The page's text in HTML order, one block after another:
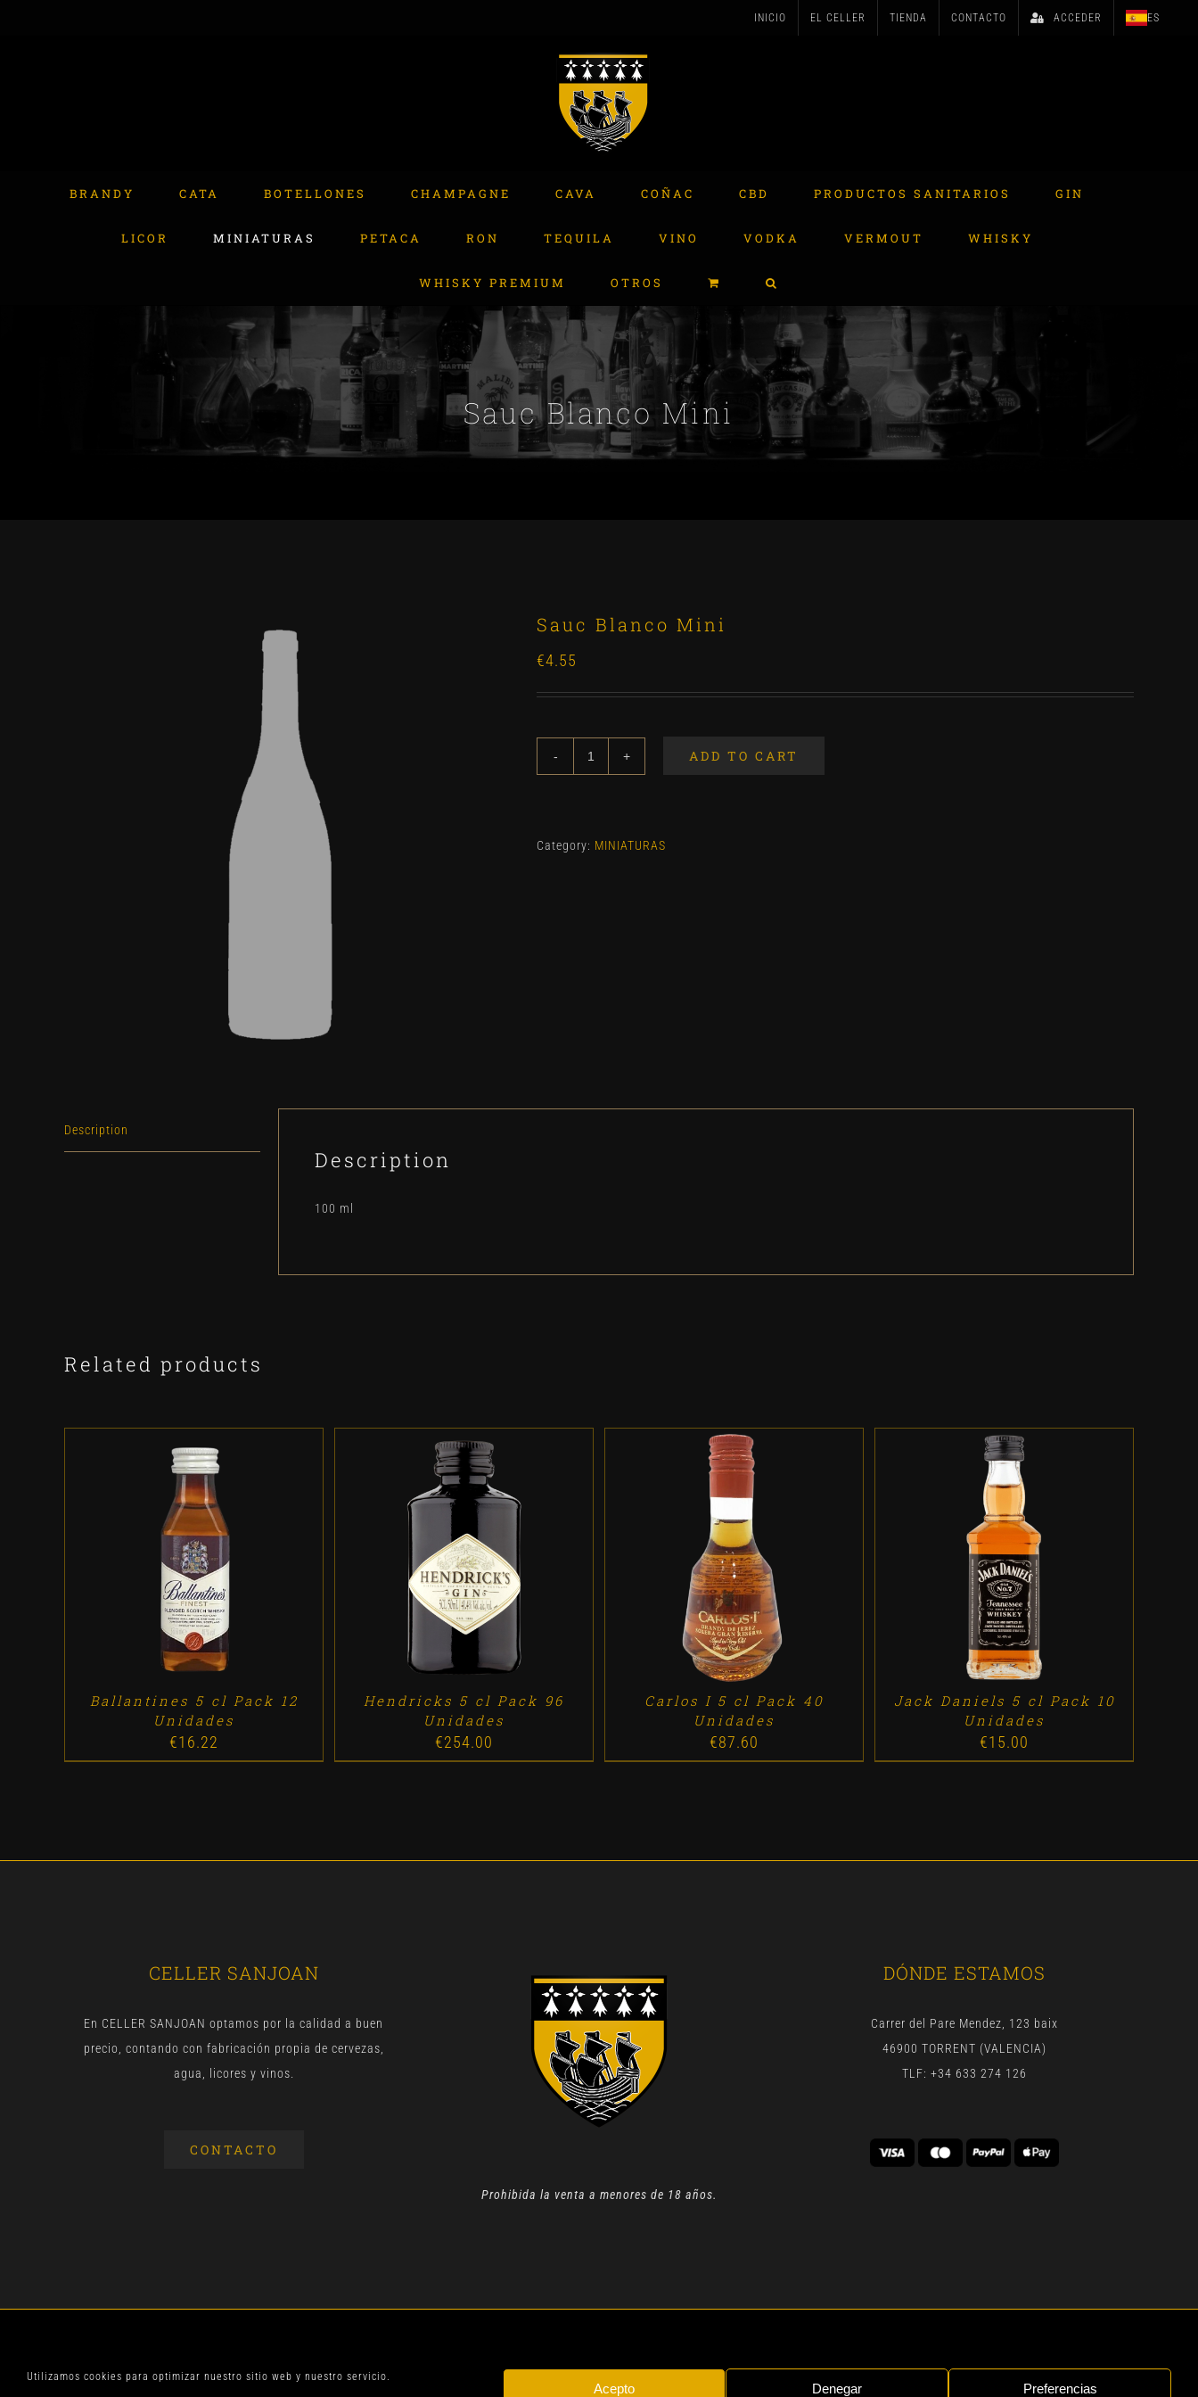
Utilizamos cookies para optimizar nuestro sitio web y nuestro servicio.
Acepto Denegar Preferencias
INICIO EL CELLER TIENDA CONTACTO ACCEDER ES
BRANDY CATA BOTELLONES CHAMPAGNE CAVA COÑAC CBD PRODUCTOS SANITARIOS GIN
LICOR MINIATURAS PETACA RON TEQUILA VINO VODKA VERMOUT WHISKY
WHISKY PREMIUM OTROS
Sauc Blanco Mini
Sauc Blanco Mini
€4.55
quantity
ADD TO CART
Category: MINIATURAS
Description
Description
100 ml
Related products
ADD TO CART / DETALLES
Ballantines 5 cl Pack 12
Unidades
€16.22
ADD TO CART / DETALLES
Hendricks 5 cl Pack 96
Unidades
€254.00
ADD TO CART / DETALLES
Carlos I 5 cl Pack 40
Unidades
€87.60
ADD TO CART / DETALLES
Jack Daniels 5 cl Pack 10
Unidades
€15.00
CELLER SANJOAN
En CELLER SANJOAN optamos por la calidad a buen
precio, contando con fabricación propia de cervezas,
agua, licores y vinos.
CONTACTO
Prohibida la venta a menores de 18 años.
DÓNDE ESTAMOS
Carrer del Pare Mendez, 123 baix
46900 TORRENT (VALENCIA)
TLF: +34 633 274 126
AVISO LEGAL| TODOS LOS DERECHOS RESERVADOS | BYGEN DIGITAL